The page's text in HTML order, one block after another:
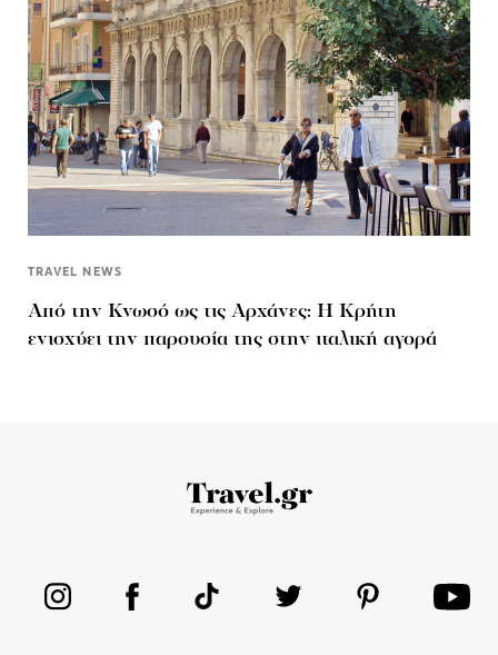
TRAVEL NEWS
Από την Κνωσό ως τις Αρχάνες: Η Κρήτη
ενισχύει την παρουσία της στην ιταλική αγορά